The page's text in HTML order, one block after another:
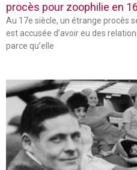
procès pour zoophilie en
Au 17e siècle, un étrange procès
est accusée d’avoir eu des
parce qu’elle